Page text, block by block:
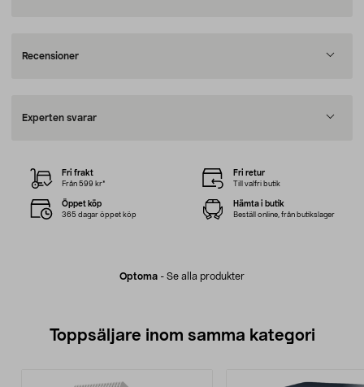
Recensioner
Experten svarar
Optoma - Se alla produkter
Fri frakt
Från 599 kr*
Fri retur
Till valfri butik
Öppet köp
365 dagar öppet köp
Hämta i butik
Beställ online, från butikslager
Toppsäljare inom samma kategori